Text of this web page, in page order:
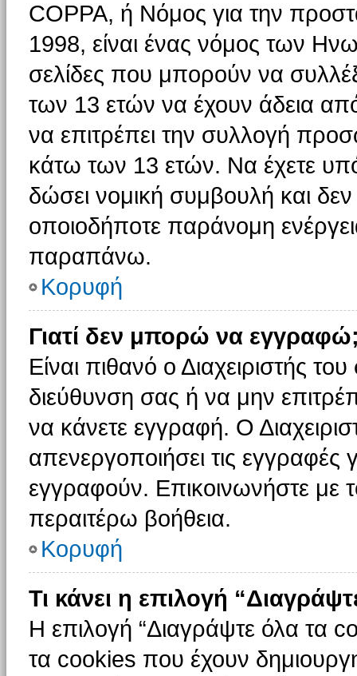
COPPA, ή Νόμος για την
1998, είναι ένας νόμος των
σελίδες που μπορούν να
των 13 ετών να έχουν άδεια
να επιτρέπει την συλλογή
κάτω των 13 ετών. Να έχετε
δώσει νομική συμβουλή και δεν
οποιοδήποτε παράνομη
παραπάνω.
Κορυφή
Γιατί δεν μπορώ να
Είναι πιθανό ο Διαχειριστής
διεύθυνση σας ή να μην
να κάνετε εγγραφή. Ο
απενεργοποιήσει τις εγγραφές
εγγραφούν. Επικοινωνήστε με
περαιτέρω βοήθεια.
Κορυφή
Τι κάνει η επιλογή
Η επιλογή “Διαγράψτε όλα τα
τα cookies που έχουν